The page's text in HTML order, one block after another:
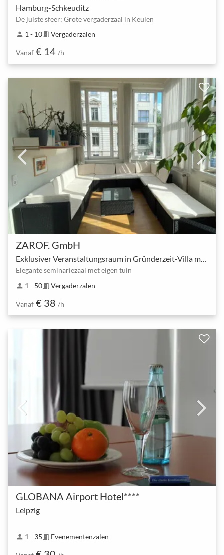
Hamburg-Schkeuditz
De juiste sfeer: Grote vergaderzaal in Keulen
person 1 - 10meeting_room Vergaderzalen
Vanaf € 14 /h
ZAROF. GmbH
Elegante seminariezaal met eigen tuin
person 1 - 50meeting_room Vergaderzalen
Vanaf € 38 /h
GLOBANA Airport Hotel****
Leipzig
person 1 - 35 meeting_room Evenementenzalen